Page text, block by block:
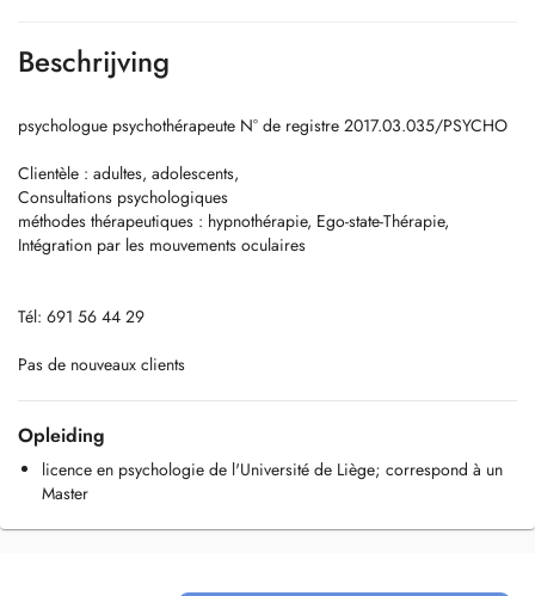
Beschrijving
psychologue psychothérapeute N° de registre 2017.03.035/PSYCHO
Clientèle : adultes, adolescents,
Consultations psychologiques
méthodes thérapeutiques : hypnothérapie, Ego-state-Thérapie,
Intégration par les mouvements oculaires
Tél: 691 56 44 29
Pas de nouveaux clients
Opleiding
licence en psychologie de l'Université de Liège; correspond à un
Master